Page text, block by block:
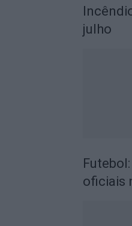
julho
oficiais